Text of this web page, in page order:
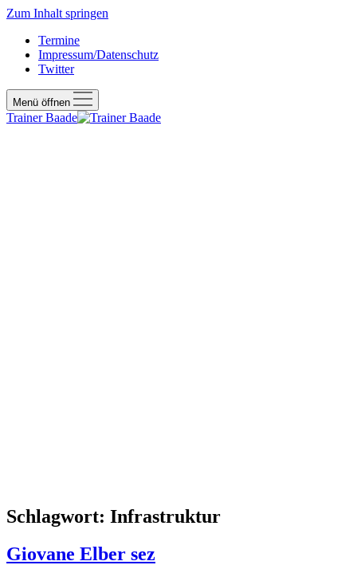
Zum Inhalt springen
Termine
Impressum/Datenschutz
Twitter
Menü öffnen
Trainer Baade
Schlagwort: Infrastruktur
Giovane Elber sez